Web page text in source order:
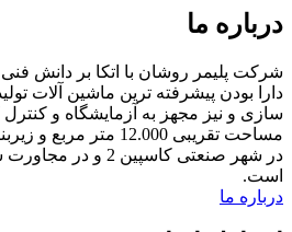
درباره ما
شرکت پلیمر روشان با اتکا بر دانش فنی
دارا بودن پیشرفته ترین ماشین آلات
سازی و نیز مجهز به آزمایشگاه و
در شهر صنعتی
است.
درباره ما